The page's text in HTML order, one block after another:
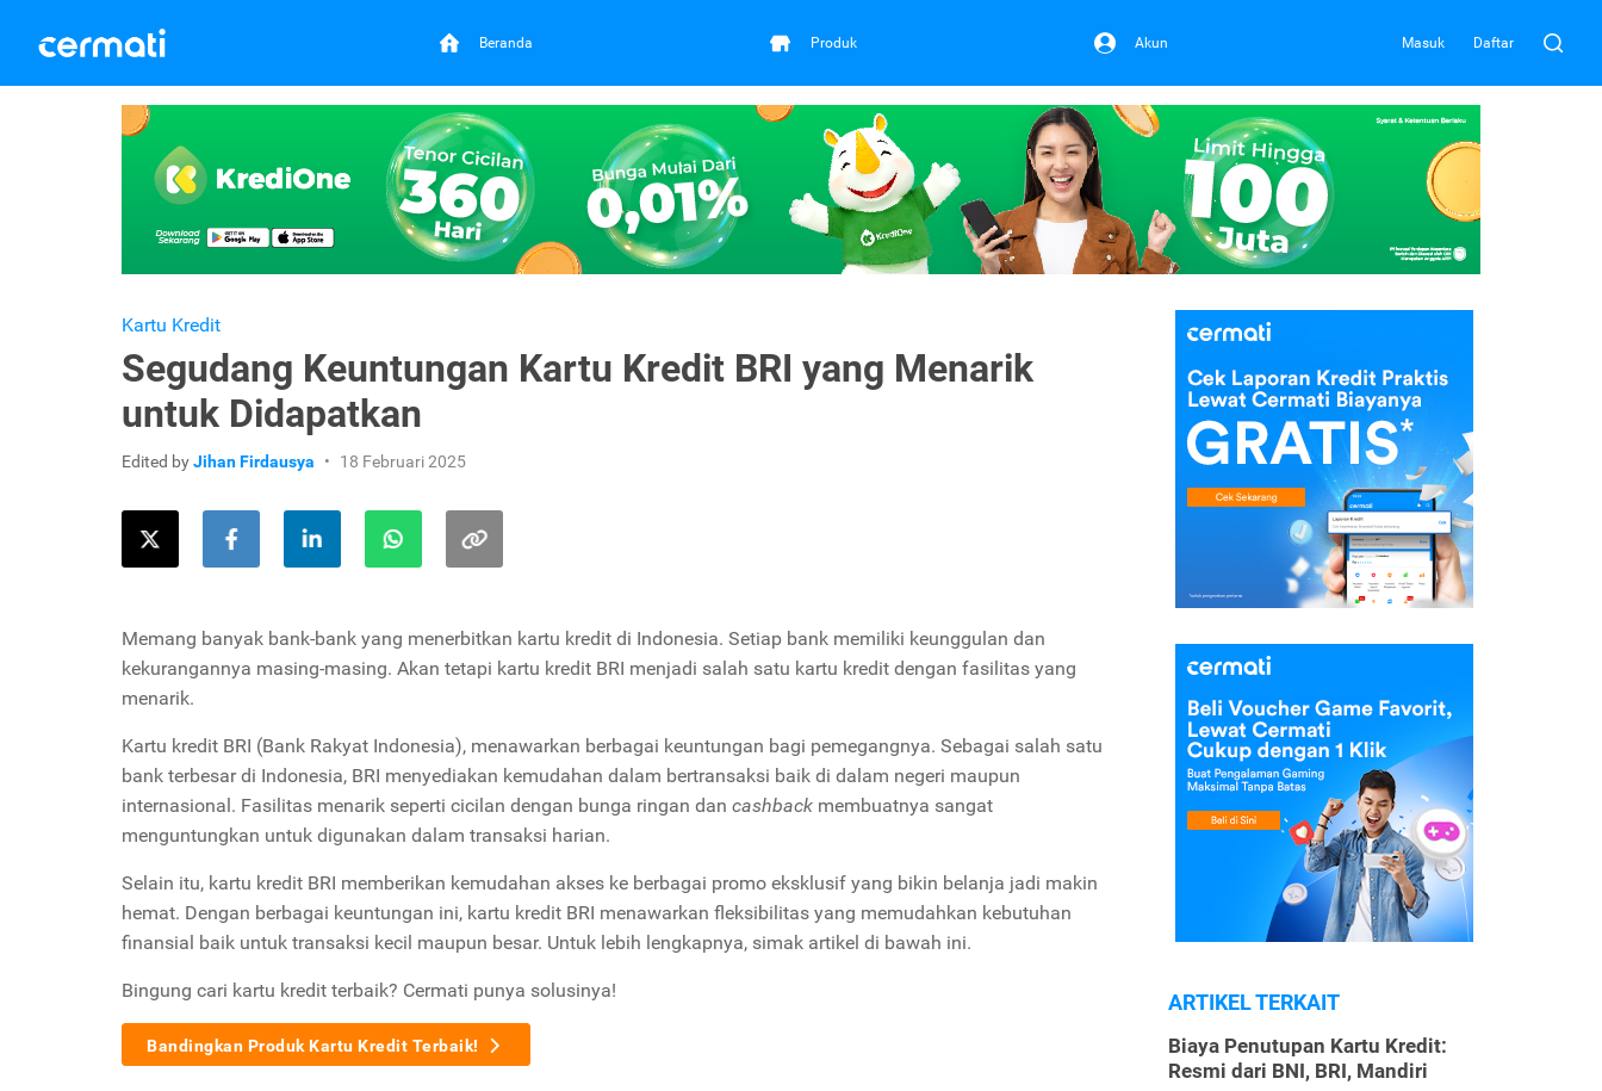
Beranda Produk Akun Masuk Daftar
Kartu Kredit
Segudang Keuntungan Kartu Kredit BRI yang Menarik
untuk Didapatkan
Edited byJihan Firdausya 18 Februari 2025
Memang banyak bank-bank yang menerbitkan kartu kredit di Indonesia. Setiap bank memiliki keunggulan dan
kekurangannya masing-masing. Akan tetapi kartu kredit BRI menjadi salah satu kartu kredit dengan fasilitas yang
menarik.
Kartu kredit BRI (Bank Rakyat Indonesia), menawarkan berbagai keuntungan bagi pemegangnya. Sebagai salah satu
bank terbesar di Indonesia, BRI menyediakan kemudahan dalam bertransaksi baik di dalam negeri maupun
internasional. Fasilitas menarik seperti cicilan dengan bunga ringan dan cashback membuatnya sangat
menguntungkan untuk digunakan dalam transaksi harian.
Selain itu, kartu kredit BRI memberikan kemudahan akses ke berbagai promo eksklusif yang bikin belanja jadi makin
hemat. Dengan berbagai keuntungan ini, kartu kredit BRI menawarkan fleksibilitas yang memudahkan kebutuhan
finansial baik untuk transaksi kecil maupun besar. Untuk lebih lengkapnya, simak artikel di bawah ini.
Bingung cari kartu kredit terbaik? Cermati punya solusinya!
Bandingkan Produk Kartu Kredit Terbaik!
ARTIKEL TERKAIT
Biaya Penutupan Kartu Kredit:
Resmi dari BNI, BRI, Mandiri